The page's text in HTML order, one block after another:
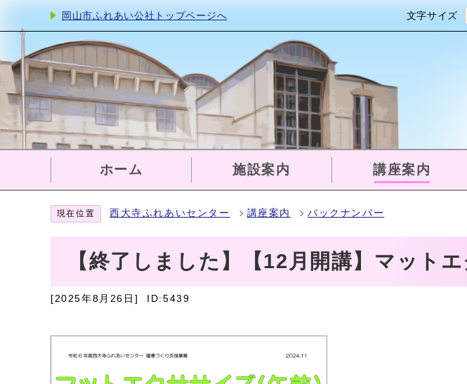
岡山市ふれあい公社トップページへ 文字サイズ
ホーム 施設案内 講座案内
現在位置 西大寺ふれあいセンター 講座案内 バックナンバー
【終了しました】【12月開講】マット
[2025年8月26日] ID:5439